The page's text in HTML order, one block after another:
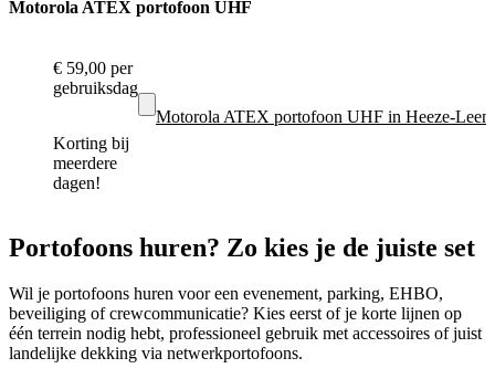
Motorola ATEX portofoon UHF
€ 59,00 per
gebruiksdag
Korting bij
meerdere
dagen!
Motorola ATEX portofoon UHF in Heeze-
Portofoons huren? Zo kies je de juiste set
Wil je portofoons huren voor een evenement, parking, EHBO,
beveiliging of crewcommunicatie? Kies eerst of je korte lijnen op
één terrein nodig hebt, professioneel gebruik met accessoires of juist
landelijke dekking via netwerkportofoons.